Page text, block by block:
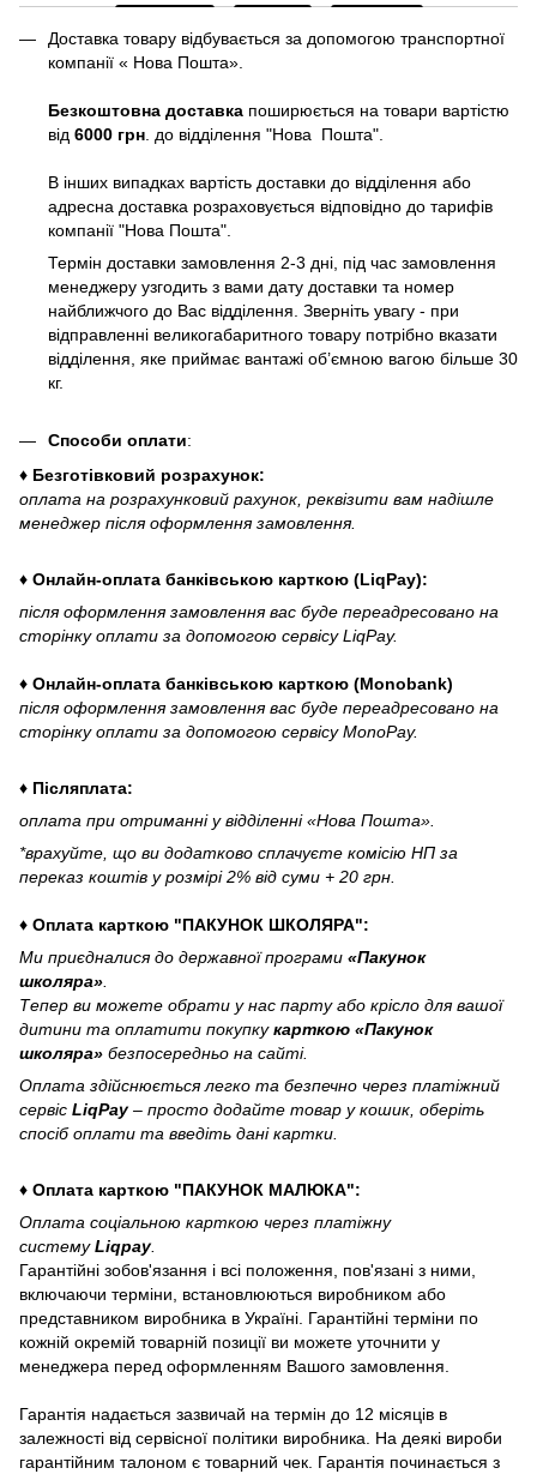
Доставка товару відбувається за допомогою транспортної
компанії « Нова Пошта».
Безкоштовна доставка поширюється на товари вартістю
від 6000 грн . до відділення "Нова Пошта".
В інших випадках вартість доставки до відділення або
адресна доставка розраховується відповідно до тарифів
компанії "Нова Пошта".
Термін доставки замовлення 2-3 дні, під час замовлення
менеджеру узгодить з вами дату доставки та номер
найближчого до Вас відділення. Зверніть увагу - при
відправленні великогабаритного товару потрібно вказати
відділення, яке приймає вантажі об’ємною вагою більше 30
кг.
Способи оплати:
♦ Безготівковий розрахунок:
оплата на розрахунковий рахунок, реквізити вам надішле
менеджер після оформлення замовлення.
♦ Онлайн-оплата банківською карткою (LiqPay):
після оформлення замовлення вас буде переадресовано на
сторінку оплати за допомогою сервісу LiqPay.
♦ Онлайн-оплата банківською карткою (Monobank)
після оформлення замовлення вас буде переадресовано на
сторінку оплати за допомогою сервісу MonoPay.
♦ Післяплата:
оплата при отриманні у відділенні «Нова Пошта».
*врахуйте, що ви додатково сплачуєте комісію НП за
переказ коштів у розмірі 2% від суми + 20 грн.
♦ Оплата карткою "ПАКУНОК ШКОЛЯРА":
Ми приєдналися до державної програми «Пакунок
школяра»
Тепер ви можете обрати у нас парту або крісло для вашої
дитини та оплатити покупкукарткою «Пакунок
школяра» безпосередньо на сайті.
Оплата здійснюється легко та безпечно через платіжний
сервіс LiqPay– просто додайте товар у кошик, оберіть
спосіб оплати та введіть дані картки.
♦ Оплата карткою "ПАКУНОК МАЛЮКА":
Оплата соціальною карткою через платіжну
системуLiqpay.
Гарантійні зобов'язання і всі положення, пов'язані з ними,
включаючи терміни, встановлюються виробником або
представником виробника в Україні. Гарантійні терміни по
кожній окремій товарній позиції ви можете уточнити у
менеджера перед оформленням Вашого замовлення.
Гарантія надається зазвичай на термін до 12 місяців в
залежності від сервісної політики виробника. На деякі вироби
гарантійним талоном є товарний чек. Гарантія починається з